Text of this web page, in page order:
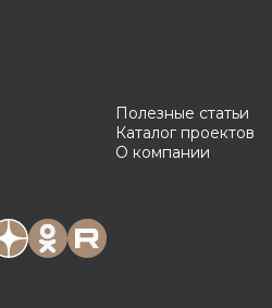
Полезные статьи
Каталог проектов
О компании